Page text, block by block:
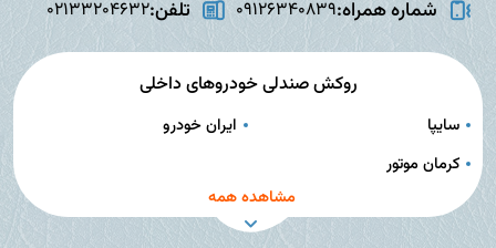
شماره همراه:09126340839 تلفن:02133204632
روکش صندلی خودروهای داخلی
سایپا
ایران خودرو
کرمان موتور
مشاهده همه